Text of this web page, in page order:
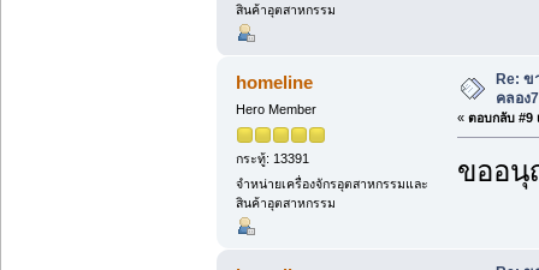
สินค้าอุตสาหกรรม
homeline
Hero Member
กระทู้: 13391
จำหน่ายเครื่องจักรอุตสาหกรรมและ
สินค้าอุตสาหกรรม
Re:
คลอง
« ตอบกลับ #9
ขออนุ